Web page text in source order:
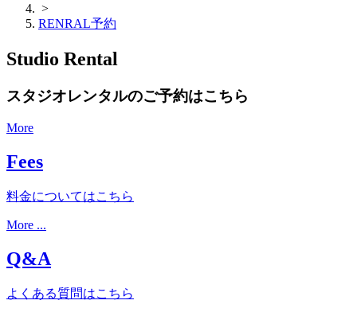
>
RENRAL予約
Studio Rental
スタジオレンタルのご予約はこちら
More
Fees
料金についてはこちら
More ...
Q&A
よくある質問はこちら